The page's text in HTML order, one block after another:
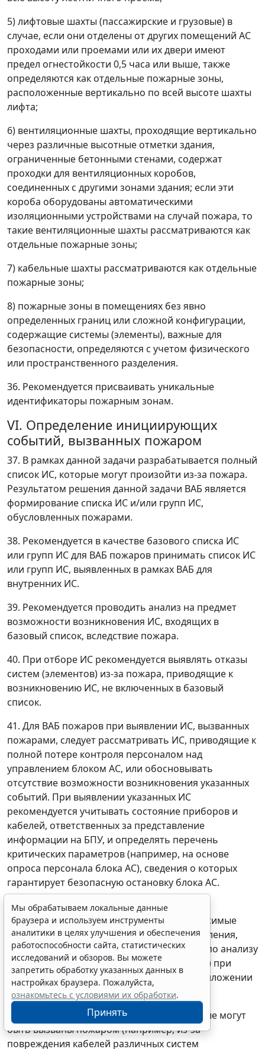
5) лифтовые шахты (пассажирские и грузовые) в
случае, если они отделены от других помещений АС
проходами или проемами или их двери имеют
предел огнестойкости 0,5 часа или выше, также
определяются как отдельные пожарные зоны,
расположенные вертикально по всей высоте шахты
лифта;
6) вентиляционные шахты, проходящие вертикально
через различные высотные отметки здания,
ограниченные бетонными стенами, содержат
проходки для вентиляционных коробов,
соединенных с другими зонами здания; если эти
короба оборудованы автоматическими
изоляционными устройствами на случай пожара, то
такие вентиляционные шахты рассматриваются как
отдельные пожарные зоны;
7) кабельные шахты рассматриваются как отдельные
пожарные зоны;
8) пожарные зоны в помещениях без явно
определенных границ или сложной конфигурации,
содержащие системы (элементы), важные для
безопасности, определяются с учетом физического
или пространственного разделения.
36. Рекомендуется присваивать уникальные
идентификаторы пожарным зонам.
VI. Определение инициирующих
событий, вызванных пожаром
37. В рамках данной задачи разрабатывается полный
список ИС, которые могут произойти из-за пожара.
Результатом решения данной задачи ВАБ является
формирование списка ИС и/или групп ИС,
обусловленных пожарами.
38. Рекомендуется в качестве базового списка ИС
или групп ИС для ВАБ пожаров принимать список ИС
или групп ИС, выявленных в рамках ВАБ для
внутренних ИС.
39. Рекомендуется проводить анализ на предмет
возможности возникновения ИС, входящих в
базовый список, вследствие пожара.
40. При отборе ИС рекомендуется выявлять отказы
систем (элементов) из-за пожара, приводящие к
возникновению ИС, не включенных в базовый
список.
41. Для ВАБ пожаров при выявлении ИС, вызванных
пожарами, следует рассматривать ИС, приводящие к
полной потере контроля персоналом над
управлением блоком АС, или обосновывать
отсутствие возможности возникновения указанных
событий. При выявлении указанных ИС
рекомендуется учитывать состояние приборов и
кабелей, ответственных за представление
информации на БПУ, и определять перечень
критических параметров (например, на основе
опроса персонала блока АС), сведения о которых
гарантирует безопасную остановку блока АС.
42. При выявлении перечня ИС, вызванных
пожарами, рекомендуется учитывать зависимые
отказы систем (элементов) и схем их управления,
обусловленные пожарами. Рекомендации по анализу
цепей управления системами (элементами) при
выполнения ВАБ пожаров приведены в приложении
№ 5.
43. Рекомендуется выявлять все ИС, которые могут
быть вызваны пожаром (например, из-за
повреждения кабелей различных систем
Мы обрабатываем локальные данные
браузера и используем инструменты
аналитики в целях улучшения и обеспечения
работоспособности сайта, статистических
исследований и обзоров. Вы можете
запретить обработку указанных данных в
настройках браузера. Пожалуйста,
ознакомьтесь с условиями их обработки.
Принять